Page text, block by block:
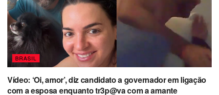
BRASIL
Vídeo: ‘Oi, amor’, diz candidato a governador em ligação
com a esposa enquanto tr3p@va com a amante